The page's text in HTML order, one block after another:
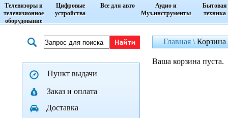
Телевизоры и
телевизионное
оборудование
Цифровые
устройства
Все для авто
Аудио и
Муз.инструменты
Бытовая
техника
Пункт выдачи
Заказ и оплата
Доставка
Главная \Корзина
Ваша корзина пуста.